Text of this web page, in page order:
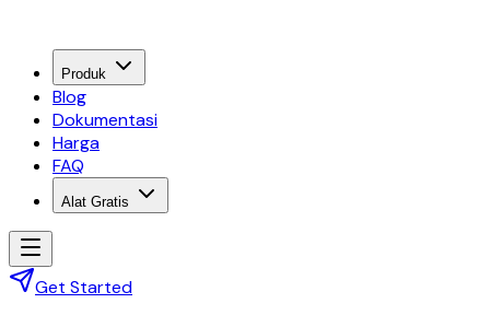
Produk
Blog
Dokumentasi
Harga
FAQ
Alat Gratis
Get Started